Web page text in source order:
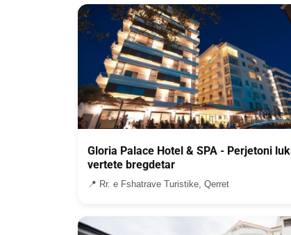
Gloria Palace Hotel & SPA - Perjetoni
vertete bregdetar
📍 Rr. e Fshatrave Turistike, Qerret